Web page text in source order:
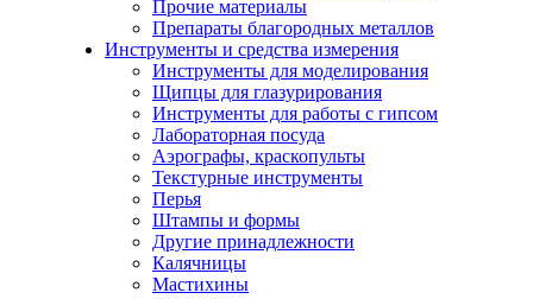
Прочие материалы
Препараты благородных металлов
Инструменты и средства измерения
Инструменты для моделирования
Щипцы для глазурирования
Инструменты для работы с гипсом
Лабораторная посуда
Аэрографы, краскопульты
Текстурные инструменты
Перья
Штампы и формы
Другие принадлежности
Калячницы
Мастихины